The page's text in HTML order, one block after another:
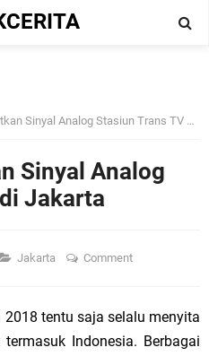
Sinyal Analog Stasiun Trans TV di Jakarta
Sinyal Analog
Jakarta
Jakarta Comment
tentu saja selalu menyita
termasuk Indonesia. Berbagai